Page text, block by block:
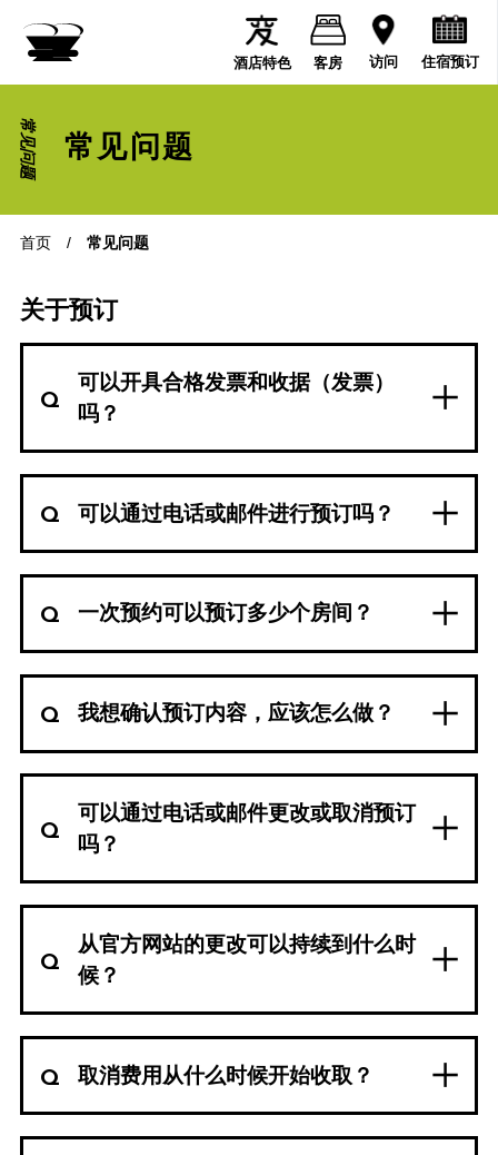
酒店特色 客房 访问 住宿预订
常见问题 常见问题
首页 / 常见问题
关于预订
可以开具合格发票和收据（发票）
吗？
可以通过电话或邮件进行预订吗？
一次预约可以预订多少个房间？
我想确认预订内容，应该怎么做？
可以通过电话或邮件更改或取消预订
吗？
从官方网站的更改可以持续到什么时
候？
取消费用从什么时候开始收取？